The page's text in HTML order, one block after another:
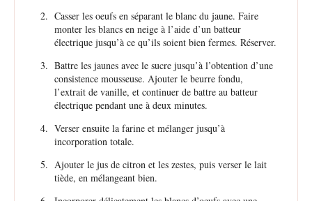
Casser les oeufs en séparant le blanc du jaune. Faire
monter les blancs en neige à l’aide d’un batteur
électrique jusqu’à ce qu’ils soient bien fermes. Réserver.
Battre les jaunes avec le sucre jusqu’à l’obtention d’une
consistence mousseuse. Ajouter le beurre fondu,
l’extrait de vanille, et continuer de battre au batteur
électrique pendant une à deux minutes.
Verser ensuite la farine et mélanger jusqu’à
incorporation totale.
Ajouter le jus de citron et les zestes, puis verser le lait
tiède, en mélangeant bien.